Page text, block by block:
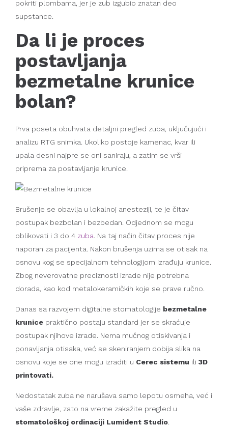
pokriti plombama, jer je zub izgubio znatan deo
supstance.
Da li je proces
postavljanja
bezmetalne krunice
bolan?
Prva poseta obuhvata detaljni pregled zuba, uključujući i
analizu RTG snimka. Ukoliko postoje kamenac, kvar ili
upala desni najpre se oni saniraju, a zatim se vrši
priprema za postavljanje krunice.
Brušenje se obavlja u lokalnoj anesteziji, te je čitav
postupak bezbolan i bezbedan. Odjednom se mogu
oblikovati i 3 do 4 zuba. Na taj način čitav proces nije
naporan za pacijenta. Nakon brušenja uzima se otisak na
osnovu kog se specijalnom tehnologijom izrađuju krunice.
Zbog neverovatne preciznosti izrade nije potrebna
dorada, kao kod metalokeramičkih koje se prave ručno.
Danas sa razvojem digitalne stomatologije bezmetalne
krunice praktično postaju standard jer se skraćuje
postupak njihove izrade. Nema mučnog otiskivanja i
ponavljanja otisaka, već se skeniranjem dobija slika na
osnovu koje se one mogu izraditi u Cerec sistemu ili 3D
printovati.
Nedostatak zuba ne narušava samo lepotu osmeha, već i
vaše zdravlje, zato na vreme zakažite pregled u
stomatološkoj ordinaciji Lumident Studio.